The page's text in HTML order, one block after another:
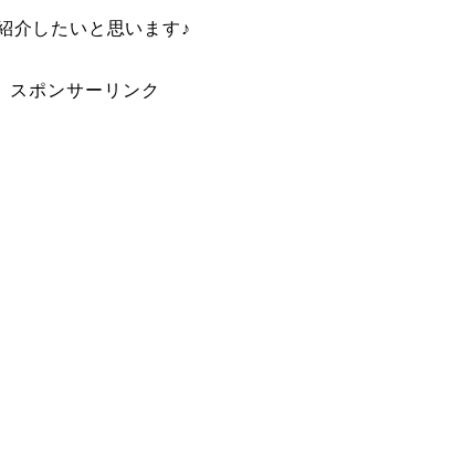
介したいと思います♪
スポンサーリンク